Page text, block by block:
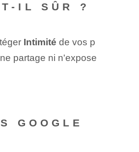
IL SÛR ?
Intimité de vos ⁤p
partage ni n'expose⁤
GOOGLE